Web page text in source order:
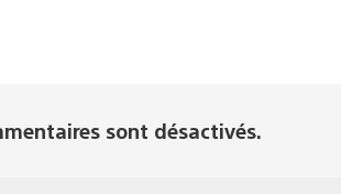
sont désactivés.